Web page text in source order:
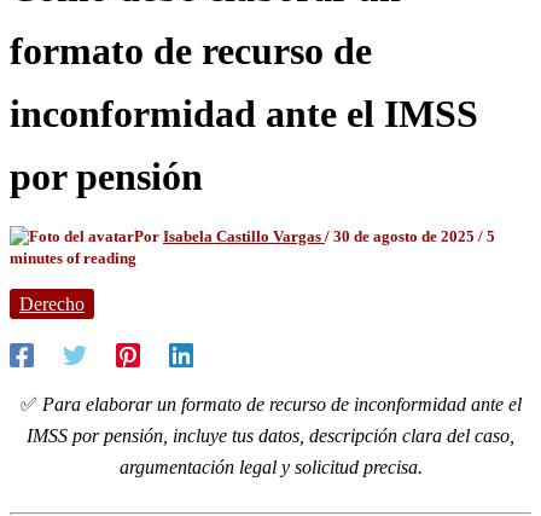
formato de recurso de
inconformidad ante el IMSS
por pensión
Por Isabela Castillo Vargas / 30 de agosto de 2025 / 5
minutes of reading
Derecho
✅ Para elaborar un formato de recurso de inconformidad ante el
IMSS por pensión, incluye tus datos, descripción clara del caso,
argumentación legal y solicitud precisa.